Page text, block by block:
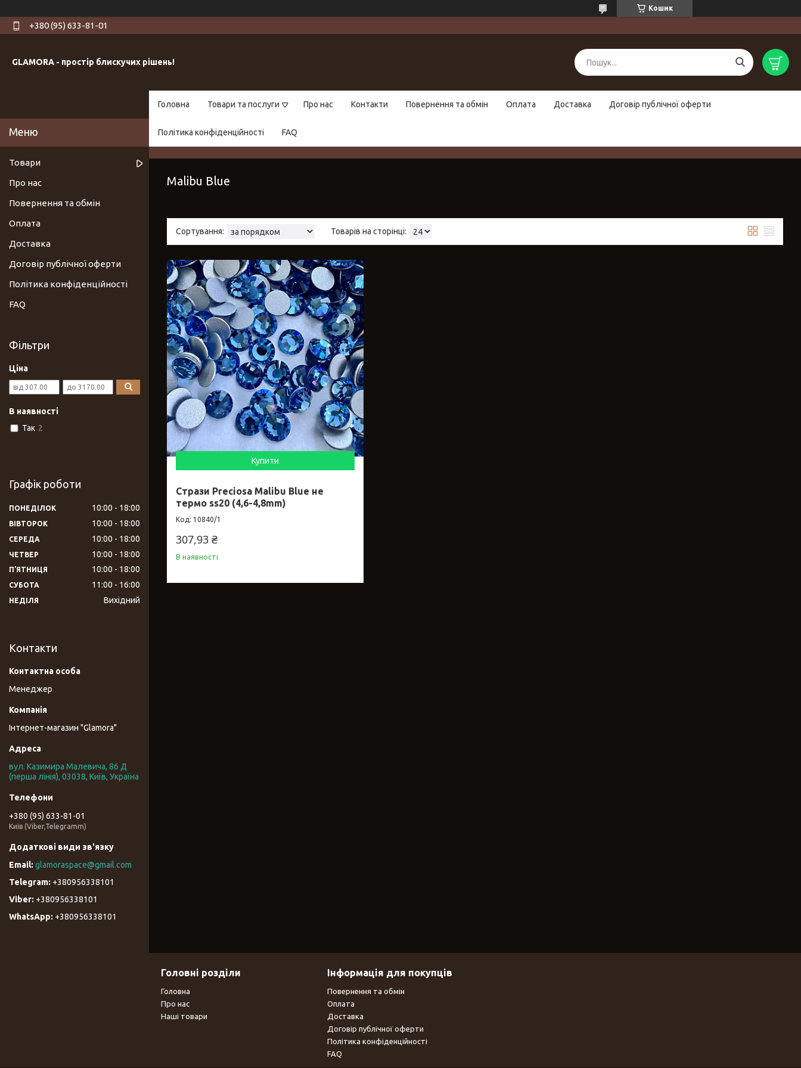
Кошик
+380 (95) 633-81-01
GLAMORA - простір блискучих рішень!
Головна Товари та послуги Про нас Контакти Повернення та обмін Оплата Доставка Договір публічної оферти
Політика конфіденційності FAQ
Malibu Blue
Купити
Стрази Preciosa Malibu Blue не
термо ss20 (4,6-4,8mm)
10840/1
307,93 ₴
В наявності
Товари
Про нас
Повернення та обмін
Оплата
Доставка
Договір публічної оферти
Політика конфіденційності
FAQ
Фільтри
Ціна
В наявності
Так 2
Графік роботи
ПОНЕДІЛОК 10:00 18:00
ВІВТОРОК 10:00 18:00
СЕРЕДА 10:00 18:00
ЧЕТВЕР 10:00 18:00
ПʼЯТНИЦЯ 10:00 18:00
СУБОТА 11:00 16:00
НЕДІЛЯ Вихідний
Контакти
Менеджер
Інтернет-магазин "Glamora"
вул. Казимира Малевича, 86 Д
(перша лінія), 03038, Київ, Україна
+380 (95) 633-81-01
Київ (Viber,Telegramm)
glamoraspace@gmail.com
+380956338101
+380956338101
+380956338101
Головні розділи
Головна
Про нас
Наші товари
Інформація для покупців
Повернення та обмін
Оплата
Доставка
Договір публічної оферти
Політика конфіденційності
FAQ